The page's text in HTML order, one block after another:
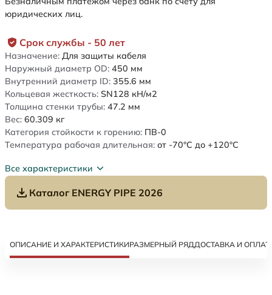
Срок службы - 50 лет
Назначение: Для защиты кабеля
Наружный диаметр OD: 450 мм
Внутренний диаметр ID: 355.6 мм
Кольцевая жесткость: SN128 кН/м2
Толщина стенки трубы: 47.2 мм
Вес: 60.309 кг
Категория стойкости к горению: ПВ-0
Температура рабочая длительная: от -70°C до +120°C
Все характеристики
Каталог ENERGY PIPE 2026
юридических лиц.
ОПИСАНИЕ И ХАРАКТЕРИСТИКИРАЗМЕРНЫЙ РЯДДОСТАВКА И